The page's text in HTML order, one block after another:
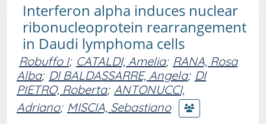
Interferon alpha induces nuclear
ribonucleoprotein rearrangement
in Daudi lymphoma cells
Robuffo I; CATALDI, Amelia; RANA, Rosa
Alba; DI BALDASSARRE, Angela; DI
PIETRO, Roberta; ANTONUCCI,
Adriano; MISCIA, Sebastiano